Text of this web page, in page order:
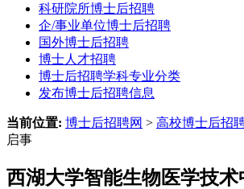
科研院所博士后招聘
企/事业单位博士后招聘
国外博士后招聘
博士人才招聘
博士后招聘学科专业分类
发布博士后招聘信息
当前位置: 博士后招聘网 > 高校博士后招
启事
西湖大学智能生物医学技